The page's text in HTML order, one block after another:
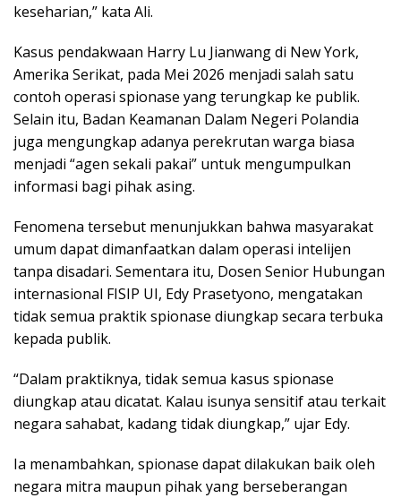
keseharian,” kata Ali.
Kasus pendakwaan Harry Lu Jianwang di New York,
Amerika Serikat, pada Mei 2026 menjadi salah satu
contoh operasi spionase yang terungkap ke publik.
Selain itu, Badan Keamanan Dalam Negeri Polandia
juga mengungkap adanya perekrutan warga biasa
menjadi “agen sekali pakai” untuk mengumpulkan
informasi bagi pihak asing.
Fenomena tersebut menunjukkan bahwa masyarakat
umum dapat dimanfaatkan dalam operasi intelijen
tanpa disadari. Sementara itu, Dosen Senior Hubungan
internasional FISIP UI, Edy Prasetyono, mengatakan
tidak semua praktik spionase diungkap secara terbuka
kepada publik.
“Dalam praktiknya, tidak semua kasus spionase
diungkap atau dicatat. Kalau isunya sensitif atau terkait
negara sahabat, kadang tidak diungkap,” ujar Edy.
Ia menambahkan, spionase dapat dilakukan baik oleh
negara mitra maupun pihak yang berseberangan